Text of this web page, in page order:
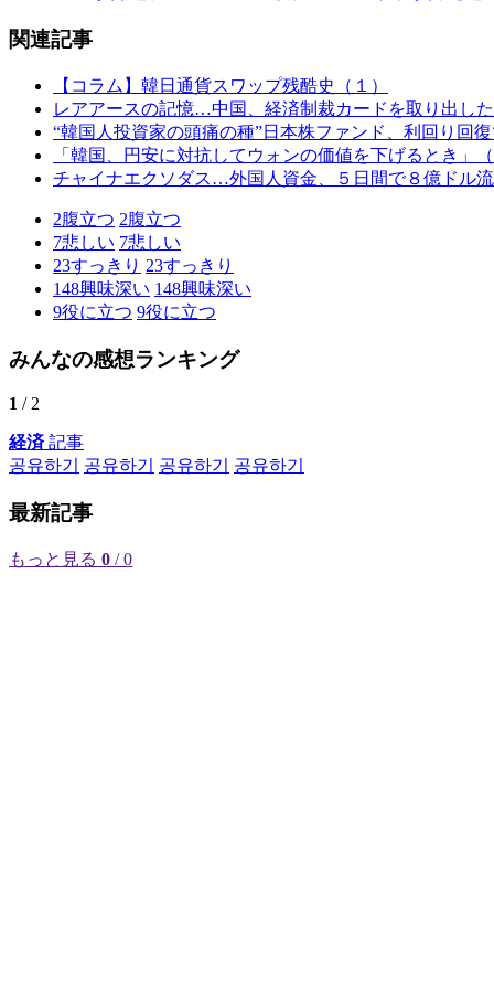
関連記事
【コラム】韓日通貨スワップ残酷史（１）
レアアースの記憶…中国、経済制裁カードを取り出した
“韓国人投資家の頭痛の種”日本株ファンド、利回り回
「韓国、円安に対抗してウォンの価値を下げるとき」（
チャイナエクソダス…外国人資金、５日間で８億ドル流
2腹立つ 2腹立つ
7悲しい 7悲しい
23すっきり 23すっきり
148興味深い 148興味深い
9役に立つ 9役に立つ
みんなの感想ランキング
1 / 2
経済記事
공유하기
공유하기 공유하기 공유하기
最新記事
もっと見る 0 / 0